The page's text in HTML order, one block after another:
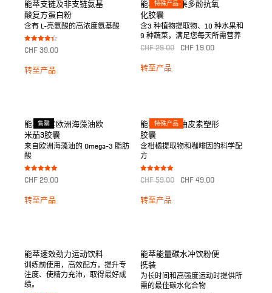
能萃支链及非支链氨基
酸复方蛋白粉
含有 L-亮氨酸的高浓度氨基酸
Bewertet
mit
von 5
CHF 39.00
转至产品
特殊产品
能萃绿色蔬果多酚抗氧
化胶囊
含3 种植物提取物、10 种水果和
9 种蔬菜，满足您每天所需营养
CHF29.00 CHF 19.00
转至产品
售罄
能萃纯素欧洲海藻油欧
米茄3胶囊
来自欧洲海藻油的 Omega-3 脂肪
酸
Bewertet mit
5.00
CHF 29.00
转至产品
特殊产品
能萃地中海柚皮素塑形
胶囊
含柑橘提取物和咖啡因的科学配
方
Bewertet mit
5.00
CHF59.00 CHF 49.00
转至产品
能萃速效劲力运动饮料
训练前使用，高效配方，提升专
注度、使精力充沛，取得最好成
绩。
能萃能量碳水冲饮粉便
携装
为长时间和高强度运动时提供所
需的最佳碳水化合物